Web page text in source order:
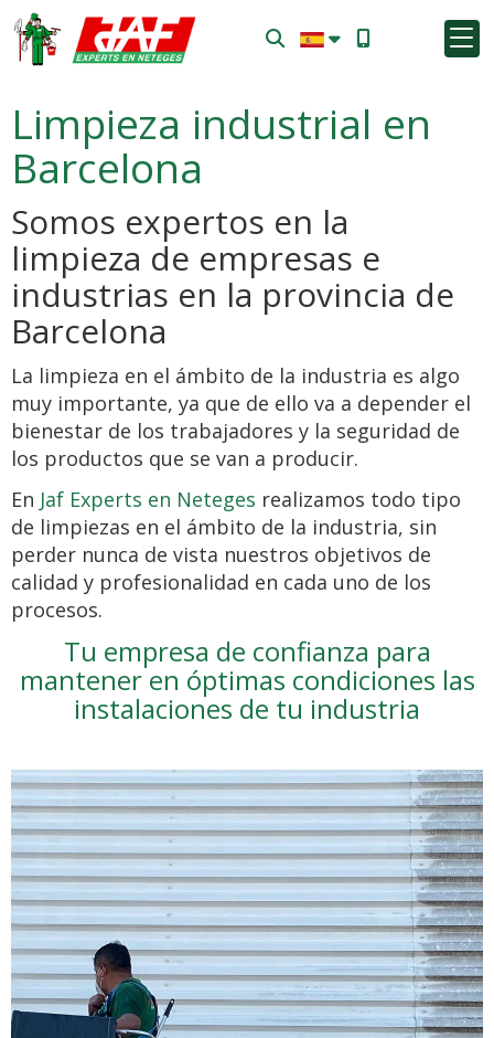
Limpieza industrial en
Barcelona
Somos expertos en la
limpieza de empresas e
industrias en la provincia de
Barcelona
La limpieza en el ámbito de la industria es algo
muy importante, ya que de ello va a depender el
bienestar de los trabajadores y la seguridad de
los productos que se van a producir.
En Jaf Experts en Neteges realizamos todo tipo
de limpiezas en el ámbito de la industria, sin
perder nunca de vista nuestros objetivos de
calidad y profesionalidad en cada uno de los
procesos.
Tu empresa de confianza para
mantener en óptimas condiciones las
instalaciones de tu industria